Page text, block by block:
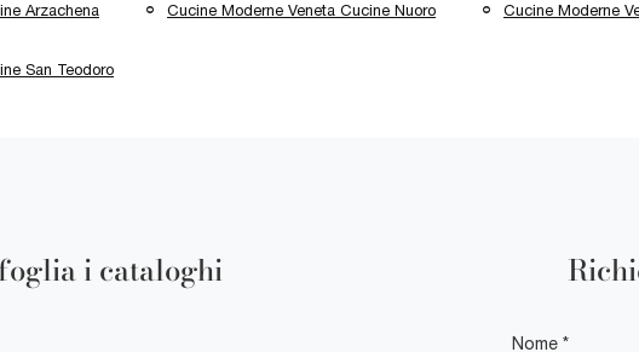
Arzachena Cucine Moderne Veneta Cucine Nuoro Cucine Moderne
San Teodoro
i cataloghi